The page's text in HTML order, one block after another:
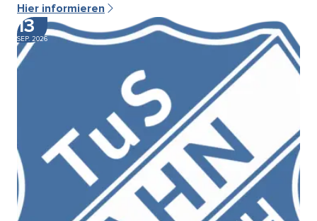
Hier informieren
13
SEP. 2026